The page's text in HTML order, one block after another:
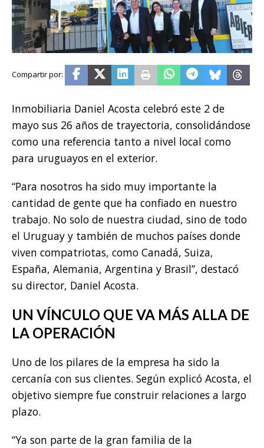
Inmobiliaria Daniel Acosta celebró este 2 de
mayo sus 26 años de trayectoria, consolidándose
como una referencia tanto a nivel local como
para uruguayos en el exterior.
“Para nosotros ha sido muy importante la
cantidad de gente que ha confiado en nuestro
trabajo. No solo de nuestra ciudad, sino de todo
el Uruguay y también de muchos países donde
viven compatriotas, como Canadá, Suiza,
España, Alemania, Argentina y Brasil”, destacó
su director, Daniel Acosta.
UN VÍNCULO QUE VA MÁS ALLA DE
LA OPERACIÓN
Uno de los pilares de la empresa ha sido la
cercanía con sus clientes. Según explicó Acosta, el
objetivo siempre fue construir relaciones a largo
plazo.
“Ya son parte de la gran familia de la